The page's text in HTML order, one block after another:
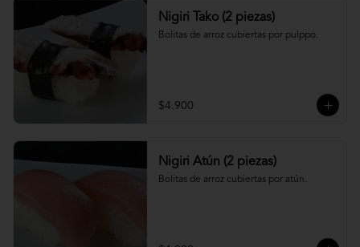
Nigiri Tako (2 piezas)
Bolitas de arroz cubiertas por pulppo.
$4.900
Nigiri Atún (2 piezas)
Bolitas de arroz cubiertas por atún.